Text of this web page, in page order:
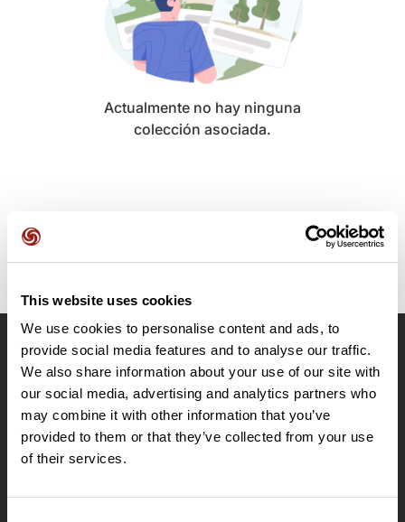
This website uses cookies
We use cookies to personalise content and ads, to
provide social media features and to analyse our traffic.
We also share information about your use of our site with
our social media, advertising and analytics partners who
may combine it with other information that you’ve
provided to them or that they’ve collected from your use
of their services.
Actualmente no hay ninguna
colección asociada.
OpenRunner
Equipo
Empleo
A proposito
Contacto